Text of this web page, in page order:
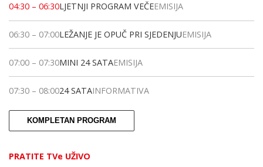
04:30 – 06:30LJETNJI PROGRAM VEČEEMISIJA
06:30 – 07:00LEŽANJE JE OPUČ PRI SJEDENJUEMISIJA
07:00 – 07:30MINI 24 SATAEMISIJA
07:30 – 08:0024 SATAINFORMATIVA
KOMPLETAN PROGRAM
PRATITE TVe UŽIVO